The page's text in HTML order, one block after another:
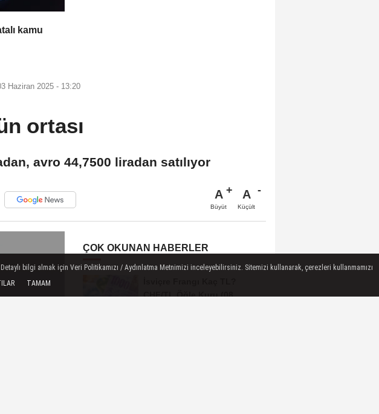
kamu
Haziran 2025 - 13:20
ortası
avro 44,7500 liradan satılıyor
A
Büyüt
A
Küçült
ÇOK OKUNAN HABERLER
CHF/TL Öğle Kuru (08
bilgi almak için Veri Politikamızı / Aydınlatma Metnimizi inceleyebilirsiniz. Sitemizi kullanarak, çerezleri kullanmamızı
TAMAM